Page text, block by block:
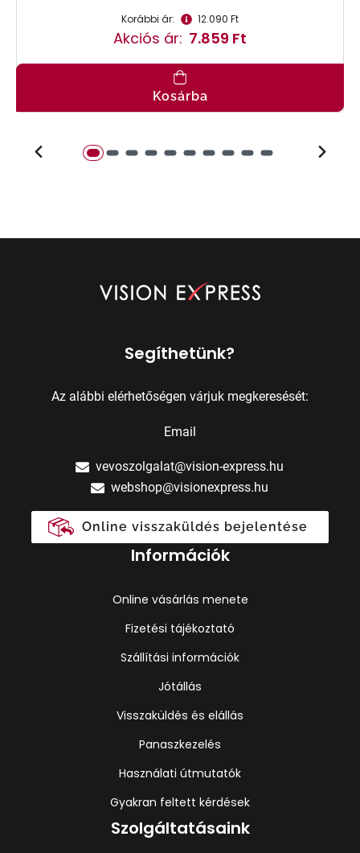
Korábbi ár: 12.090 Ft
Akciós ár: 7.859 Ft
Kosárba
Segíthetünk?
Az alábbi elérhetőségen várjuk megkeresését:
Email
vevoszolgalat@vision-express.hu
webshop@visionexpress.hu
Online visszaküldés bejelentése
Információk
Online vásárlás menete
Fizetési tájékoztató
Szállítási információk
Jótállás
Visszaküldés és elállás
Panaszkezelés
Használati útmutatók
Gyakran feltett kérdések
Szolgáltatásaink